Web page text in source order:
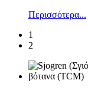
Περισσότερα...
1
2